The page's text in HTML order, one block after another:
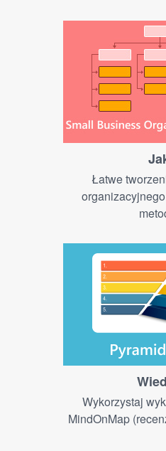
Łatwe
Wykorzystaj
MindOnMap